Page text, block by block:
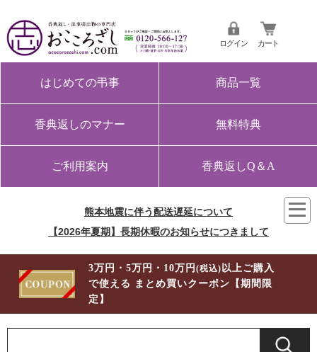
ログイン カート
はじめての弔事 商品一覧
香典返しのマナー 無料特典
ご利用案内 香典返しQ＆A
熊本地震に伴う配送遅延について
【2026年夏期】長期休暇のお知らせにつきまして
3万円・5万円・10万円(税込) 以上ご購入
で使える まとめ買いクーポン【期間限
定】